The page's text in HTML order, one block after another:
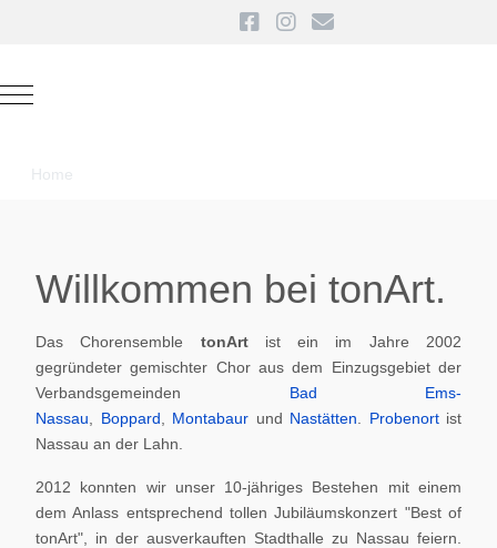
Mobile Menu Toggle
Home
Willkommen bei tonArt.
Das Chorensemble tonArt ist ein im Jahre 2002
gegründeter gemischter Chor aus dem Einzugsgebiet der
Verbandsgemeinden Bad Ems-
Nassau
Boppard Montabaur und Nastätten Probenortist
Nassau an der Lahn.
2012 konnten wir unser 10-jähriges Bestehen mit einem
dem Anlass entsprechend tollen Jubiläumskonzert "Best of
tonArt", in der ausverkauften Stadthalle zu Nassau feiern.